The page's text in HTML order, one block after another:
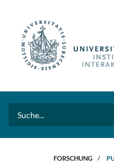
FORSCHUNG /